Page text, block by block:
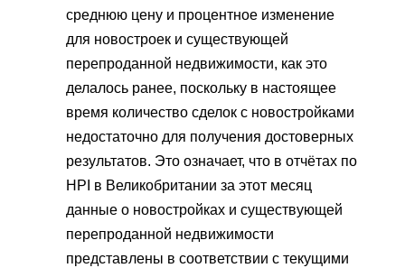
среднюю цену и процентное изменение
для новостроек и существующей
перепроданной недвижимости, как это
делалось ранее, поскольку в настоящее
время количество сделок с новостройками
недостаточно для получения достоверных
результатов. Это означает, что в отчётах по
HPI в Великобритании за этот месяц
данные о новостройках и существующей
перепроданной недвижимости
представлены в соответствии с текущими